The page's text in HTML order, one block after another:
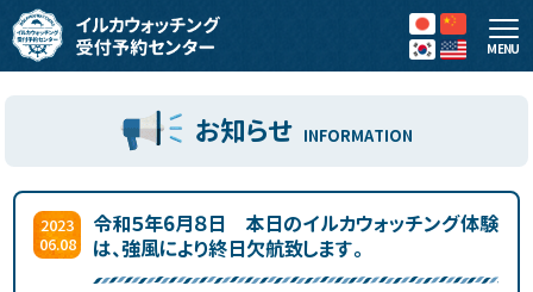
MENU
お知らせ INFORMATION
2023
06.08
令和５年6月８日 本日のイルカウォッチング体験
は、強風により終日欠航致します。